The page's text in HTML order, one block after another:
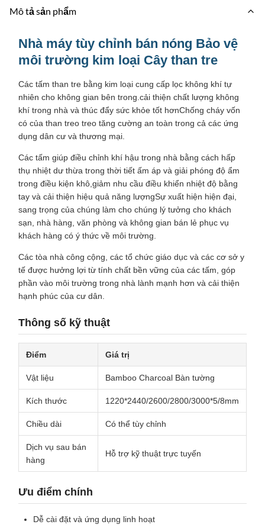
Mô tả sản phẩm
Nhà máy tùy chỉnh bán nóng Bảo vệ
môi trường kim loại Cây than tre
Các tấm than tre bằng kim loại cung cấp lọc không khí tự
nhiên cho không gian bên trong.cải thiện chất lượng không
khí trong nhà và thúc đẩy sức khỏe tốt hơnChống cháy vốn
có của than treo treo tăng cường an toàn trong cả các ứng
dụng dân cư và thương mại.
Các tấm giúp điều chỉnh khí hậu trong nhà bằng cách hấp
thụ nhiệt dư thừa trong thời tiết ấm áp và giải phóng độ ẩm
trong điều kiện khô,giảm nhu cầu điều khiển nhiệt độ bằng
tay và cải thiện hiệu quả năng lượngSự xuất hiện hiện đại,
sang trọng của chúng làm cho chúng lý tưởng cho khách
sạn, nhà hàng, văn phòng và không gian bán lẻ phục vụ
khách hàng có ý thức về môi trường.
Các tòa nhà công cộng, các tổ chức giáo dục và các cơ sở y
tế được hưởng lợi từ tính chất bền vững của các tấm, góp
phần vào môi trường trong nhà lành mạnh hơn và cải thiện
hạnh phúc của cư dân.
Thông số kỹ thuật
Điểm Giá trị
Vật liệu Bamboo Charcoal Bàn tường
Kích thước 1220*2440/2600/2800/3000*5/8mm
Chiều dài Có thể tùy chỉnh
Dịch vụ sau bán
hàng
Hỗ trợ kỹ thuật trực tuyến
Ưu điểm chính
Dễ cài đặt và ứng dụng linh hoạt